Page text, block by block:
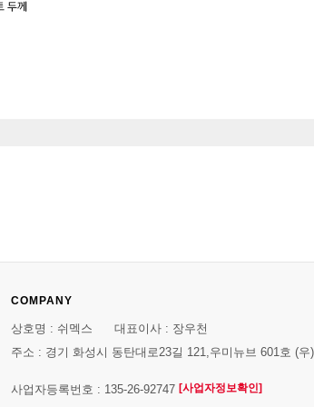
COMPANY
상호명 : 쉬멕스 대표이사 : 장우천
주소 : 경기 화성시 동탄대로23길 121,우미뉴브 601호 (우
사업자등록번호 : 135-26-92747 [사업자정보확인]